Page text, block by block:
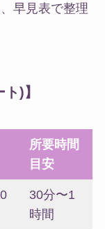
早見表で整理
)】
所要時間
目安
30分〜1
時間